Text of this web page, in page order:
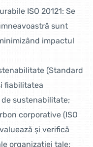
ISO 20121: Se
sunt
impactul
(Standard
fiabilitatea
sustenabilitate;
corporative (ISO
și verifică
organizației tale;